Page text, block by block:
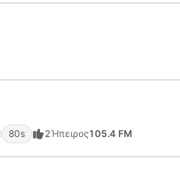
80s 2Ήπειρος105.4 FM